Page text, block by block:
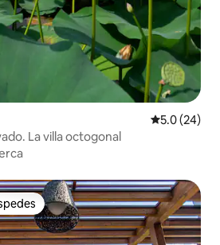
Calificación
5.0 (24)
La villa octogonal
entre huéspedes